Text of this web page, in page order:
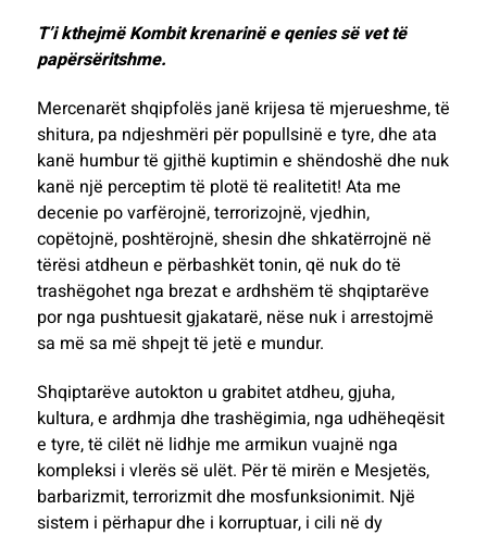
T’i kthejmë Kombit krenarinë e qenies së vet të
papërsëritshme.
Mercenarët shqipfolës janë krijesa të mjerueshme, të
shitura, pa ndjeshmëri për popullsinë e tyre, dhe ata
kanë humbur të gjithë kuptimin e shëndoshë dhe nuk
kanë një perceptim të plotë të realitetit! Ata me
decenie po varfërojnë, terrorizojnë, vjedhin,
copëtojnë, poshtërojnë, shesin dhe shkatërrojnë në
tërësi atdheun e përbashkët tonin, që nuk do të
trashëgohet nga brezat e ardhshëm të shqiptarëve
por nga pushtuesit gjakatarë, nëse nuk i arrestojmë
sa më sa më shpejt të jetë e mundur.
Shqiptarëve autokton u grabitet atdheu, gjuha,
kultura, e ardhmja dhe trashëgimia, nga udhëheqësit
e tyre, të cilët në lidhje me armikun vuajnë nga
kompleksi i vlerës së ulët. Për të mirën e Mesjetës,
barbarizmit, terrorizmit dhe mosfunksionimit. Një
sistem i përhapur dhe i korruptuar, i cili në dy